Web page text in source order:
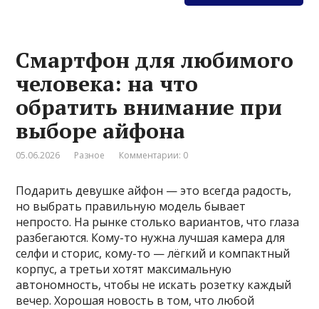
Смартфон для любимого
человека: на что
обратить внимание при
выборе айфона
05.06.2026 Разное Комментарии: 0
Подарить девушке айфон — это всегда радость,
но выбрать правильную модель бывает
непросто. На рынке столько вариантов, что глаза
разбегаются. Кому-то нужна лучшая камера для
селфи и сторис, кому-то — лёгкий и компактный
корпус, а третьи хотят максимальную
автономность, чтобы не искать розетку каждый
вечер. Хорошая новость в том, что любой